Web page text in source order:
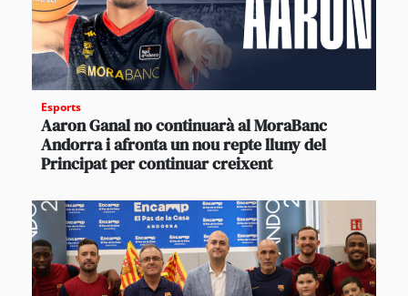
Esports
Aaron Ganal no continuarà al MoraBanc
Andorra i afronta un nou repte lluny del
Principat per continuar creixent